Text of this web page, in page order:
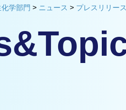
学部門 > ニュース > プレスリリース